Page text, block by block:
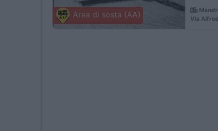
Area di sosta (AA)
Via